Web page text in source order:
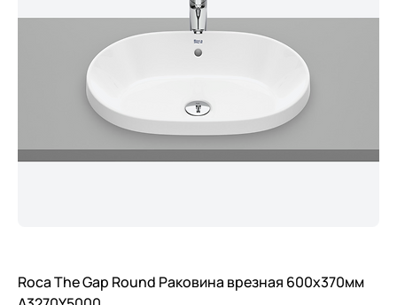
Roca The Gap Round Раковина врезная 600x370мм